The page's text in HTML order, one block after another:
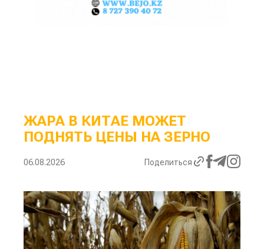
ЖАРА В КИТАЕ МОЖЕТ
ПОДНЯТЬ ЦЕНЫ НА ЗЕРНО
06.08.2026 Поделиться